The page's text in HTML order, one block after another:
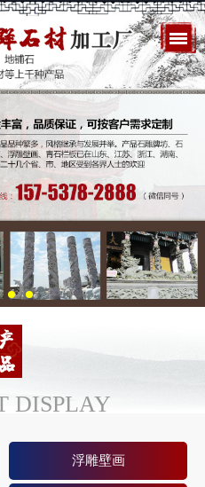
DISPLAY
浮雕壁画